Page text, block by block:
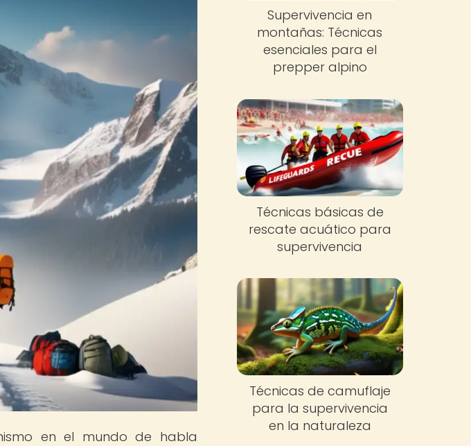
en el mundo de habla
Supervivencia en
montañas: Técnicas
esenciales para el
prepper alpino
Técnicas básicas de
rescate acuático para
supervivencia
Técnicas de camuflaje
para la supervivencia
en la naturaleza